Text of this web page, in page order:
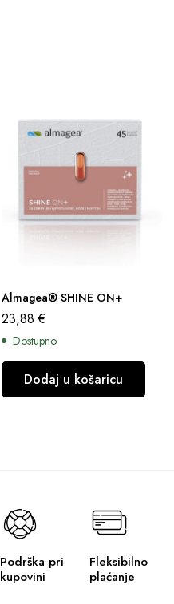
Almagea® SHINE ON+
23,88€
Dostupno
Dodaj u košaricu
Podrška pri
kupovini
Fleksibilno
plaćanje